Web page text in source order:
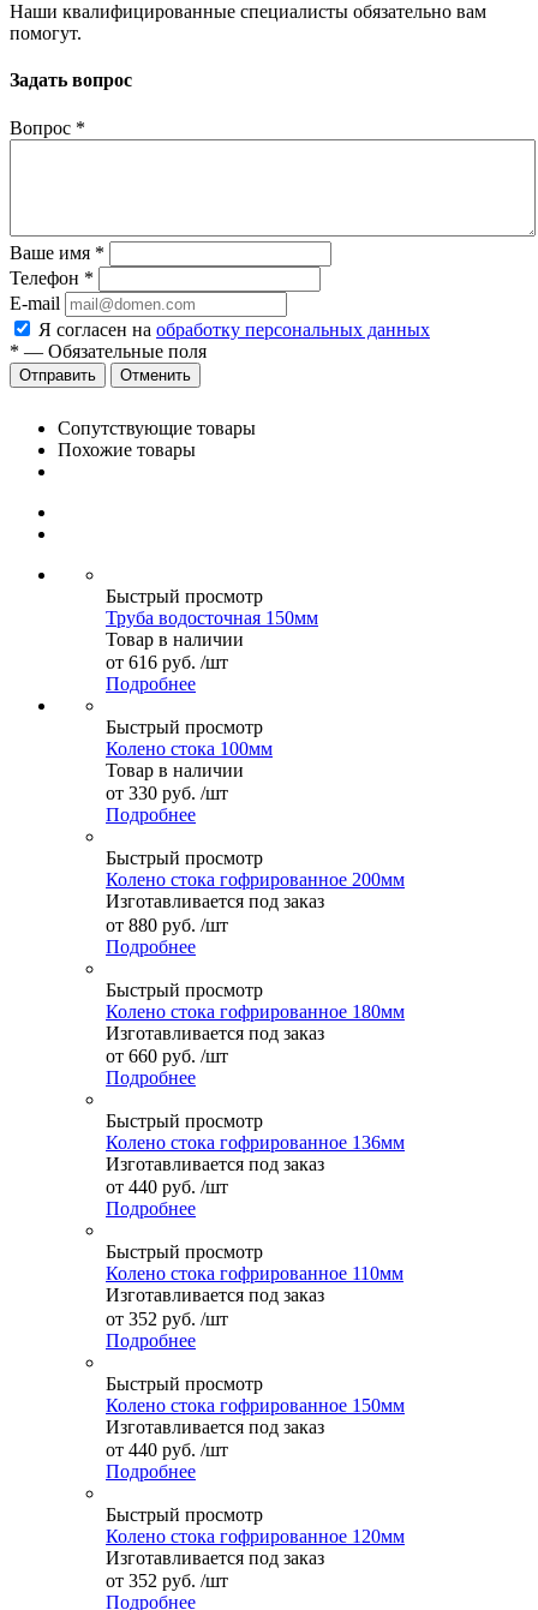
Наши квалифицированные специалисты обязательно вам
помогут.
Задать вопрос
Вопрос *
Ваше имя *
Телефон *
E-mail
Я согласен на обработку персональных данных
* — Обязательные поля
Отменить
Сопутствующие товары
Похожие товары
Быстрый просмотр
Труба водосточная 150мм
Товар в наличии
от 616 руб. /шт
Подробнее
Быстрый просмотр
Колено стока 100мм
Товар в наличии
от 330 руб. /шт
Подробнее
Быстрый просмотр
Колено стока гофрированное 200мм
Изготавливается под заказ
от 880 руб. /шт
Подробнее
Быстрый просмотр
Колено стока гофрированное 180мм
Изготавливается под заказ
от 660 руб. /шт
Подробнее
Быстрый просмотр
Колено стока гофрированное 136мм
Изготавливается под заказ
от 440 руб. /шт
Подробнее
Быстрый просмотр
Колено стока гофрированное 110мм
Изготавливается под заказ
от 352 руб. /шт
Подробнее
Быстрый просмотр
Колено стока гофрированное 150мм
Изготавливается под заказ
от 440 руб. /шт
Подробнее
Быстрый просмотр
Колено стока гофрированное 120мм
Изготавливается под заказ
от 352 руб. /шт
Подробнее